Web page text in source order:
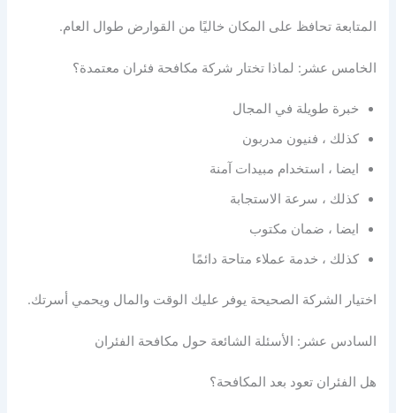
المتابعة تحافظ على المكان خاليًا من القوارض طوال العام.
الخامس عشر: لماذا تختار شركة مكافحة فئران معتمدة؟
خبرة طويلة في المجال
كذلك ، فنيون مدربون
ايضا ، استخدام مبيدات آمنة
كذلك ، سرعة الاستجابة
ايضا ، ضمان مكتوب
كذلك ، خدمة عملاء متاحة دائمًا
اختيار الشركة الصحيحة يوفر عليك الوقت والمال ويحمي أسرتك.
السادس عشر: الأسئلة الشائعة حول مكافحة الفئران
هل الفئران تعود بعد المكافحة؟